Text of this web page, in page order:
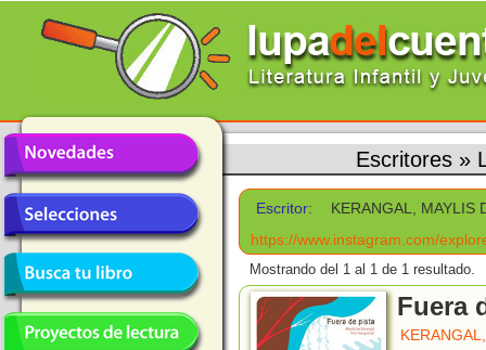
Escritores »
Escritor:
KERANGAL, MAYLIS
https://www.instagram.com/
Mostrando del 1 al 1 de 1 resultado.
Fuera